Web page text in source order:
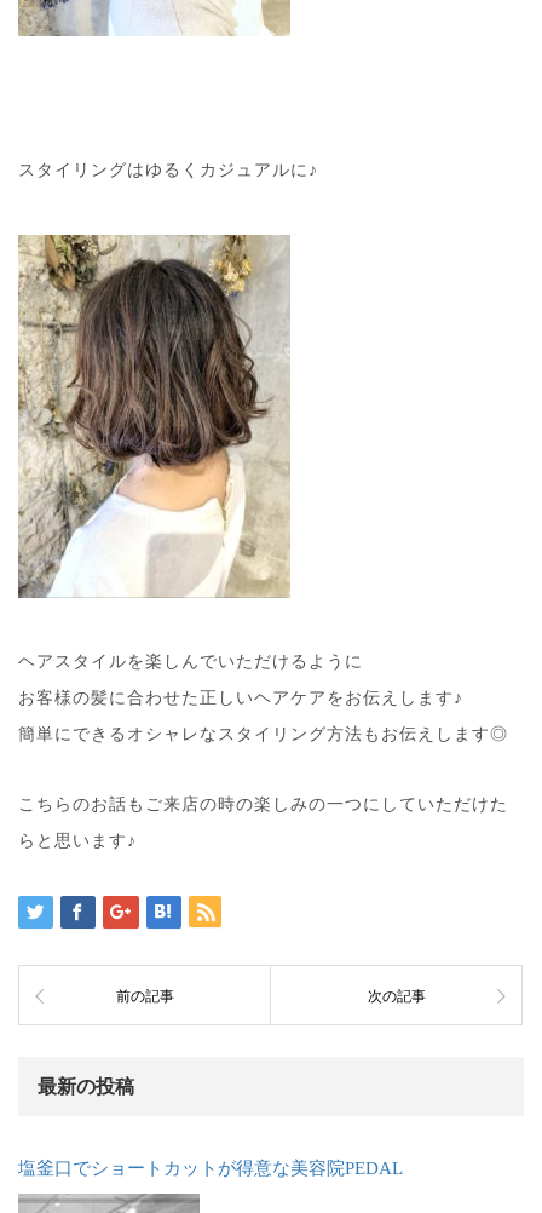
スタイリングはゆるくカジュアルに♪
ヘアスタイルを楽しんでいただけるように
お客様の髪に合わせた正しいヘアケアをお伝えします♪
簡単にできるオシャレなスタイリング方法もお伝えします◎
こちらのお話もご来店の時の楽しみの一つにしていただけた
らと思います♪
前の記事 次の記事
最新の投稿
塩釜口でショートカットが得意な美容院PEDAL